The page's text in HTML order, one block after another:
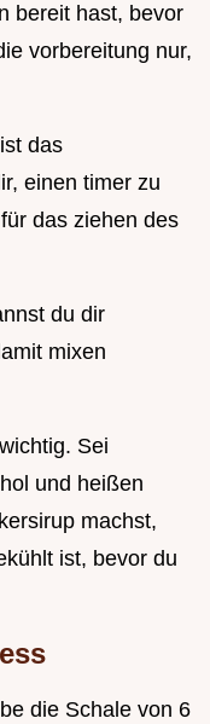
bereit hast, bevor
vorbereitung nur,
das
einen timer zu
das ziehen des
du dir
mixen
Sei
und heißen
machst,
ist, bevor du
die Schale von 6